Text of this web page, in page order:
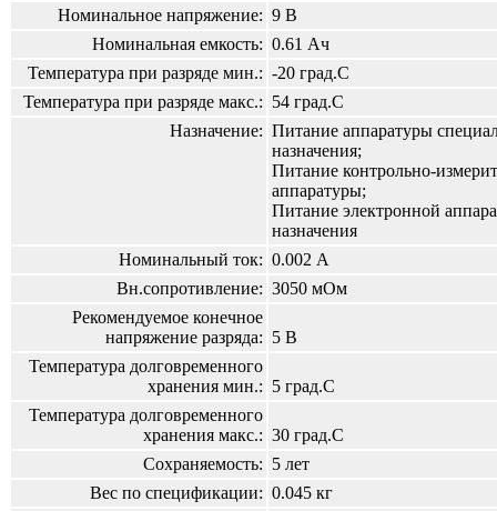
Номинальное напряжение: 9 В
Номинальная емкость: 0.61 Ач
Температура при разряде мин.: -20 град.С
Температура при разряде макс.: 54 град.С
Назначение: Питание аппаратуры
назначения;
Питание контрольно-
аппаратуры;
Питание электронной
назначения
Номинальный ток: 0.002 А
Вн.сопротивление: 3050 мОм
Рекомендуемое конечное
напряжение разряда: 5 В
Температура долговременного
хранения мин.: 5 град.С
Температура долговременного
хранения макс.: 30 град.С
Сохраняемость: 5 лет
Вес по спецификации: 0.045 кг